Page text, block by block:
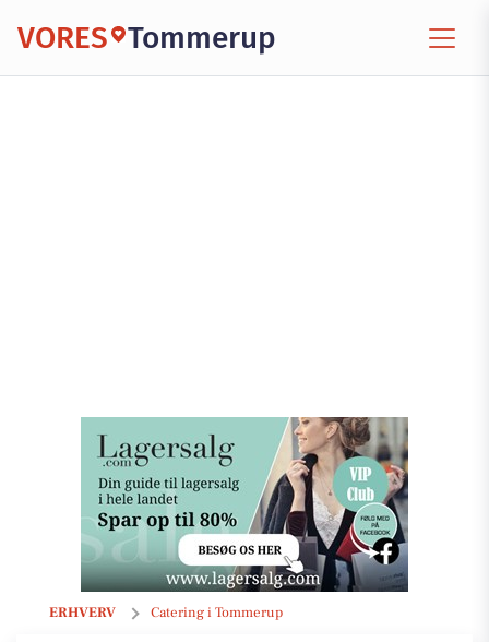
VORES Tommerup
ERHVERV Catering i Tommerup
COCINA KANTINER S.M.B.A